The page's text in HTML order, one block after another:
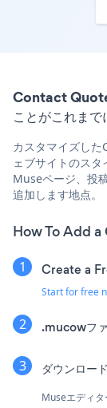
Contact
ことがこれま
カスタマイズし
ェブサイトのス
Museページ、投
追加します地点。
How To Add
Create a
Start for free
.mucowフ
ダウンロー
Museエディタ